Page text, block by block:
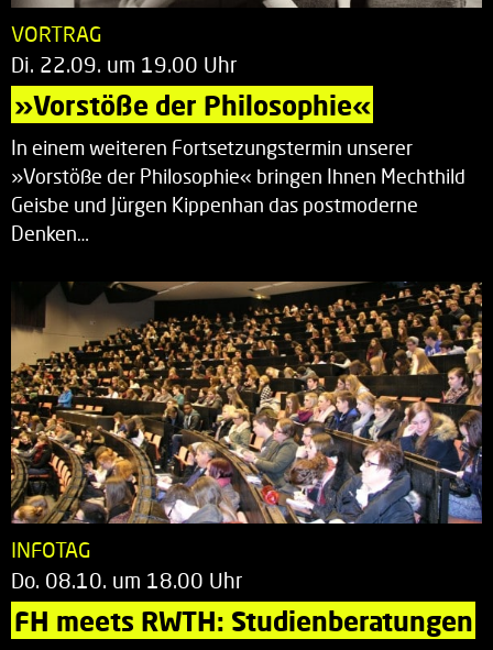
VORTRAG
Di. 22.09. um 19.00 Uhr
»Vorstöße der Philosophie«
In einem weiteren Fortsetzungstermin unserer
»Vorstöße der Philosophie« bringen Ihnen Mechthild
Geisbe und Jürgen Kippenhan das postmoderne
Denken…
INFOTAG
Do. 08.10. um 18.00 Uhr
FH meets RWTH: Studienberatungen